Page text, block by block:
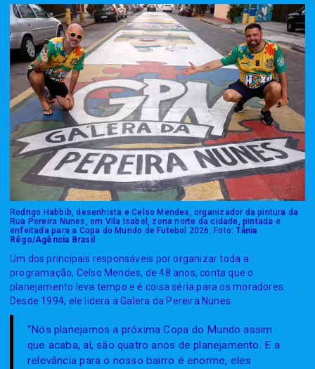
Rodrigo Habbib, desenhista e Celso Mendes, organizador da pintura da
Rua Pereira Nunes, em Vila Isabel, zona norte da cidade, pintada e
enfeitada para a Copa do Mundo de Futebol 2026. Foto:Tânia
Rêgo/Agência Brasil
Um dos principais responsáveis por organizar toda a
programação, Celso Mendes, de 48 anos, conta que o
planejamento leva tempo e é coisa séria para os moradores.
Desde 1994, ele lidera a Galera da Pereira Nunes.
“Nós planejamos a próxima Copa do Mundo assim
que acaba, aí, são quatro anos de planejamento. E a
relevância para o nosso bairro é enorme, eles